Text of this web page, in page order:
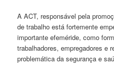
A ACT, responsável pela
de trabalho está fortemente
importante efeméride, como
trabalhadores, empregadores e
problemática da segurança e